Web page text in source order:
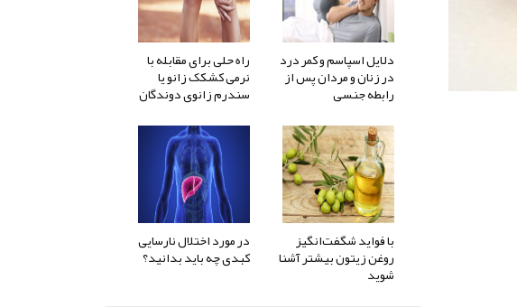
دلایل اسپاسم و کمر درد
در زنان و مردان پس از
رابطه جنسی
راه حلی برای مقابله با
نرمی کشکک زانو یا
سندرم زانوی دوندگان
با فواید شگفت‌انگیز
روغن زیتون بیشتر آشنا
شوید
در مورد اختلال نارسایی
کبدی چه باید بدانید؟